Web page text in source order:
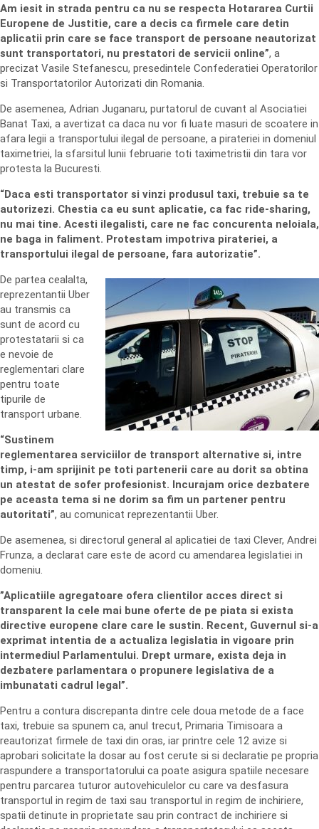
Am iesit in strada pentru ca nu se respecta Hotararea Curtii
Europene de Justitie, care a decis ca firmele care detin
aplicatii prin care se face transport de persoane neautorizat
sunt transportatori, nu prestatori de servicii online”, a
precizat Vasile Stefanescu, presedintele Confederatiei Operatorilor
si Transportatorilor Autorizati din Romania.
De asemenea, Adrian Juganaru, purtatorul de cuvant al Asociatiei
Banat Taxi, a avertizat ca daca nu vor fi luate masuri de scoatere in
afara legii a transportului ilegal de persoane, a pirateriei in domeniul
taximetriei, la sfarsitul lunii februarie toti taximetristii din tara vor
protesta la Bucuresti.
“Daca esti transportator si vinzi produsul taxi, trebuie sa te
autorizezi. Chestia ca eu sunt aplicatie, ca fac ride-sharing,
nu mai tine. Acesti ilegalisti, care ne fac concurenta neloiala,
ne baga in faliment. Protestam impotriva pirateriei, a
transportului ilegal de persoane, fara autorizatie”.
De partea cealalta,
reprezentantii Uber
au transmis ca
sunt de acord cu
protestatarii si ca
e nevoie de
reglementari clare
pentru toate
tipurile de
transport urbane.
“Sustinem
reglementarea serviciilor de transport alternative si, intre
timp, i-am sprijinit pe toti partenerii care au dorit sa obtina
un atestat de sofer profesionist. Incurajam orice dezbatere
pe aceasta tema si ne dorim sa fim un partener pentru
autoritati”, au comunicat reprezentantii Uber.
De asemenea, si directorul general al aplicatiei de taxi Clever, Andrei
Frunza, a declarat care este de acord cu amendarea legislatiei in
domeniu.
”Aplicatiile agregatoare ofera clientilor acces direct si
transparent la cele mai bune oferte de pe piata si exista
directive europene clare care le sustin. Recent, Guvernul si-a
exprimat intentia de a actualiza legislatia in vigoare prin
intermediul Parlamentului. Drept urmare, exista deja in
dezbatere parlamentara o propunere legislativa de a
imbunatati cadrul legal”.
Pentru a contura discrepanta dintre cele doua metode de a face
taxi, trebuie sa spunem ca, anul trecut, Primaria Timisoara a
reautorizat firmele de taxi din oras, iar printre cele 12 avize si
aprobari solicitate la dosar au fost cerute si si declaratie pe propria
raspundere a transportatorului ca poate asigura spatiile necesare
pentru parcarea tuturor autovehiculelor cu care va desfasura
transportul in regim de taxi sau transportul in regim de inchiriere,
spatii detinute in proprietate sau prin contract de inchiriere si